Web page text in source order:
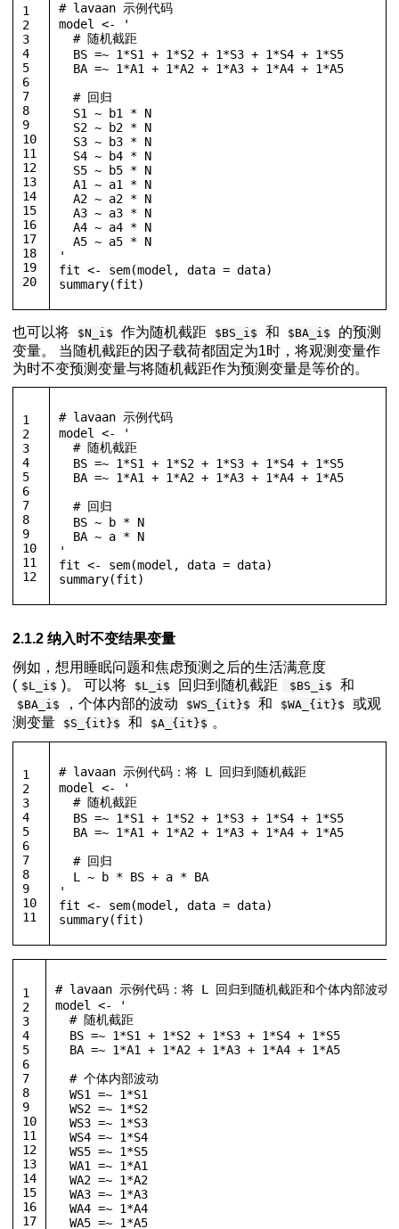
1
2
3
4
5
6
7
8
9
10
11
12
13
14
15
16
17
18
19
20
# lavaan 示例代码
model <-
'
  # 随机截距
  BS =~ 1*S1 + 1*S2 + 1*S3 + 1*S4 + 1*S5
  BA =~ 1*A1 + 1*A2 + 1*A3 + 1*A4 + 1*A5
  # 回归
  S1 ~ b1 * N
  S2 ~ b2 * N
  S3 ~ b3 * N
  S4 ~ b4 * N
  S5 ~ b5 * N
  A1 ~ a1 * N
  A2 ~ a2 * N
  A3 ~ a3 * N
  A4 ~ a4 * N
  A5 ~ a5 * N
'
fit <- sem(model , data = data)
summary(fit)
也可以将 $N_i$ 作为随机截距 $BS_i$ 和 $BA_i$
的预测
变量。 当随机截距的因子载荷都固定为1时，将观测变量作
为时不变预测变量与将随机截距作为预测变量是等价的。
1
2
3
4
5
6
7
8
9
10
11
12
# lavaan 示例代码
model <-
'
  # 随机截距
  BS =~ 1*S1 + 1*S2 + 1*S3 + 1*S4 + 1*S5
  BA =~ 1*A1 + 1*A2 + 1*A3 + 1*A4 + 1*A5
  # 回归
  BS ~ b * N
  BA ~ a * N
'
fit <- sem(model , data = data)
summary(fit)
2.1.2 纳入时不变结果变量
例如，想用睡眠问题和焦虑预测之后的生活满意度
( $L_i$ )。 可以将 $L_i$ 回归到随机截距 $BS_i$ 和
$BA_i$ ，个体内部的波动 $WS_{it}$ 和 $WA_{it}$
或观
测变量
$S_{it}$ 和 $A_{it}$ 。
1
2
3
4
5
6
7
8
9
10
11
# lavaan 示例代码：将 L 回归到随机截距
model <-
'
  # 随机截距
  BS =~ 1*S1 + 1*S2 + 1*S3 + 1*S4 + 1*S5
  BA =~ 1*A1 + 1*A2 + 1*A3 + 1*A4 + 1*A5
  # 回归
  L ~ b * BS + a * BA
'
fit <- sem(model , data = data)
summary(fit)
1
2
3
4
5
6
7
8
9
10
11
12
13
14
15
16
17
# lavaan 示例代码：将 L 回归到随机截距和个体内部波动
model <-
'
  # 随机截距
  BS =~ 1*S1 + 1*S2 + 1*S3 + 1*S4 + 1*S5
  BA =~ 1*A1 + 1*A2 + 1*A3 + 1*A4 + 1*A5
  # 个体内部波动
  WS1 =~ 1*S1
  WS2 =~ 1*S2
  WS3 =~ 1*S3
  WS4 =~ 1*S4
  WS5 =~ 1*S5
  WA1 =~ 1*A1
  WA2 =~ 1*A2
  WA3 =~ 1*A3
  WA4 =~ 1*A4
  WA5 =~ 1*A5